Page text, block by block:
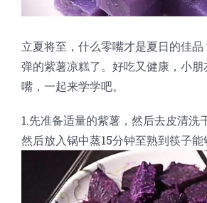
立夏将至，什么零嘴才是夏日的佳
弹的紫薯凉糕了。好吃又健康，小
嘴，一起来学学吧。
1.先准备适量的紫薯，然后去皮清洗
然后放入锅中蒸15分钟至熟到筷子能